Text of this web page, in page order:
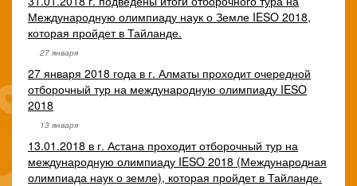
Международную олимпиаду наук о Земле IESO 2018,
которая пройдет в Тайланде.
27 января
27 января 2018 года в г. Алматы проходит очередной
отборочный тур на международную олимпиаду IESO
2018
13 января
13.01.2018 в г. Астана проходит отборочный тур на
международную олимпиаду IESO 2018 (Международная
олимпиада наук о земле), которая пройдет в Тайланде.